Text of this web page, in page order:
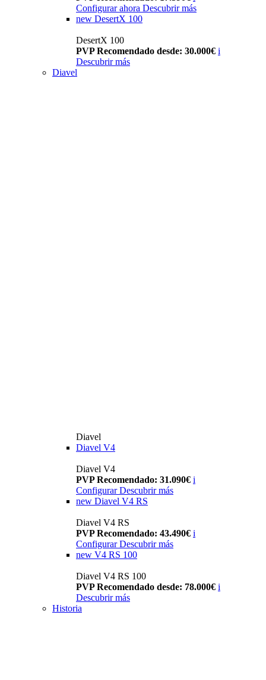
Configurar ahora Descubrir más
new DesertX 100
DesertX 100
PVP Recomendado desde: 30.000€ i
Descubrir más
Diavel
Diavel
Diavel V4
Diavel V4
PVP Recomendado: 31.090€ i
Configurar Descubrir más
new Diavel V4 RS
Diavel V4 RS
PVP Recomendado: 43.490€ i
Configurar Descubrir más
new V4 RS 100
Diavel V4 RS 100
PVP Recomendado desde: 78.000€ i
Descubrir más
Historia